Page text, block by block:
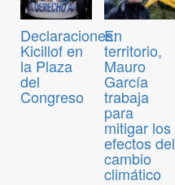
Declaraciones:
Kicillof en
la Plaza
del
Congreso
En
territorio,
Mauro
García
trabaja
para
mitigar los
efectos del
cambio
climático